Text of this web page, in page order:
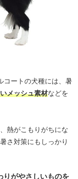
コートの犬種には、暑
メッシュ素材などを
熱がこもりがちにな
さ対策にもしっかり
りがやさしいものを